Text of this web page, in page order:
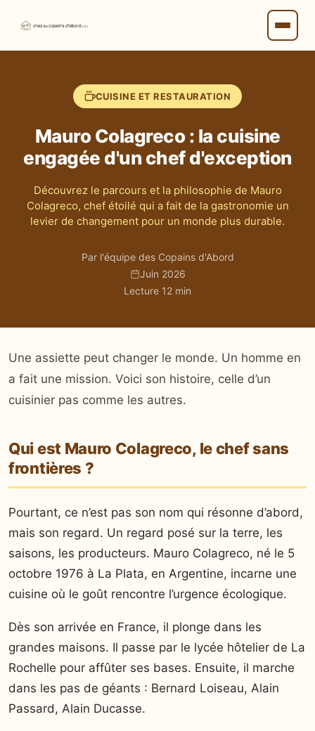
CUISINE ET RESTAURATION
Mauro Colagreco : la cuisine
engagée d'un chef d'exception
Découvrez le parcours et la philosophie de Mauro
Colagreco, chef étoilé qui a fait de la gastronomie un
levier de changement pour un monde plus durable.
Par l'équipe des Copains d'Abord
Juin 2026
Lecture 12 min
Une assiette peut changer le monde. Un homme en
a fait une mission. Voici son histoire, celle d’un
cuisinier pas comme les autres.
Qui est Mauro Colagreco, le chef sans
frontières ?
Pourtant, ce n’est pas son nom qui résonne d’abord,
mais son regard. Un regard posé sur la terre, les
saisons, les producteurs. Mauro Colagreco, né le 5
octobre 1976 à La Plata, en Argentine, incarne une
cuisine où le goût rencontre l’urgence écologique.
Dès son arrivée en France, il plonge dans les
grandes maisons. Il passe par le lycée hôtelier de La
Rochelle pour affûter ses bases. Ensuite, il marche
dans les pas de géants : Bernard Loiseau, Alain
Passard, Alain Ducasse.